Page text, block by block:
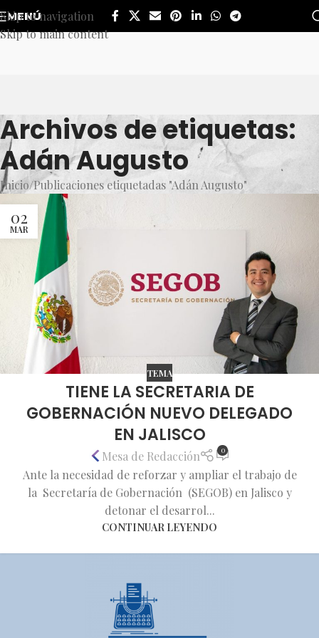
Skip to navigation
Skip to main content
MENÚ
Archivos de etiquetas:
Adán Augusto
Inicio Publicaciones etiquetadas "Adán Augusto"
02
MAR
TEMA
TIENE LA SECRETARIA DE
GOBERNACIÓN NUEVO DELEGADO
EN JALISCO
Mesa de Redacción 0
Ante la necesidad de reforzar y ampliar el trabajo de
la Secretaría de Gobernación (SEGOB) en Jalisco y
detonar el desarrol...
CONTINUAR LEYENDO